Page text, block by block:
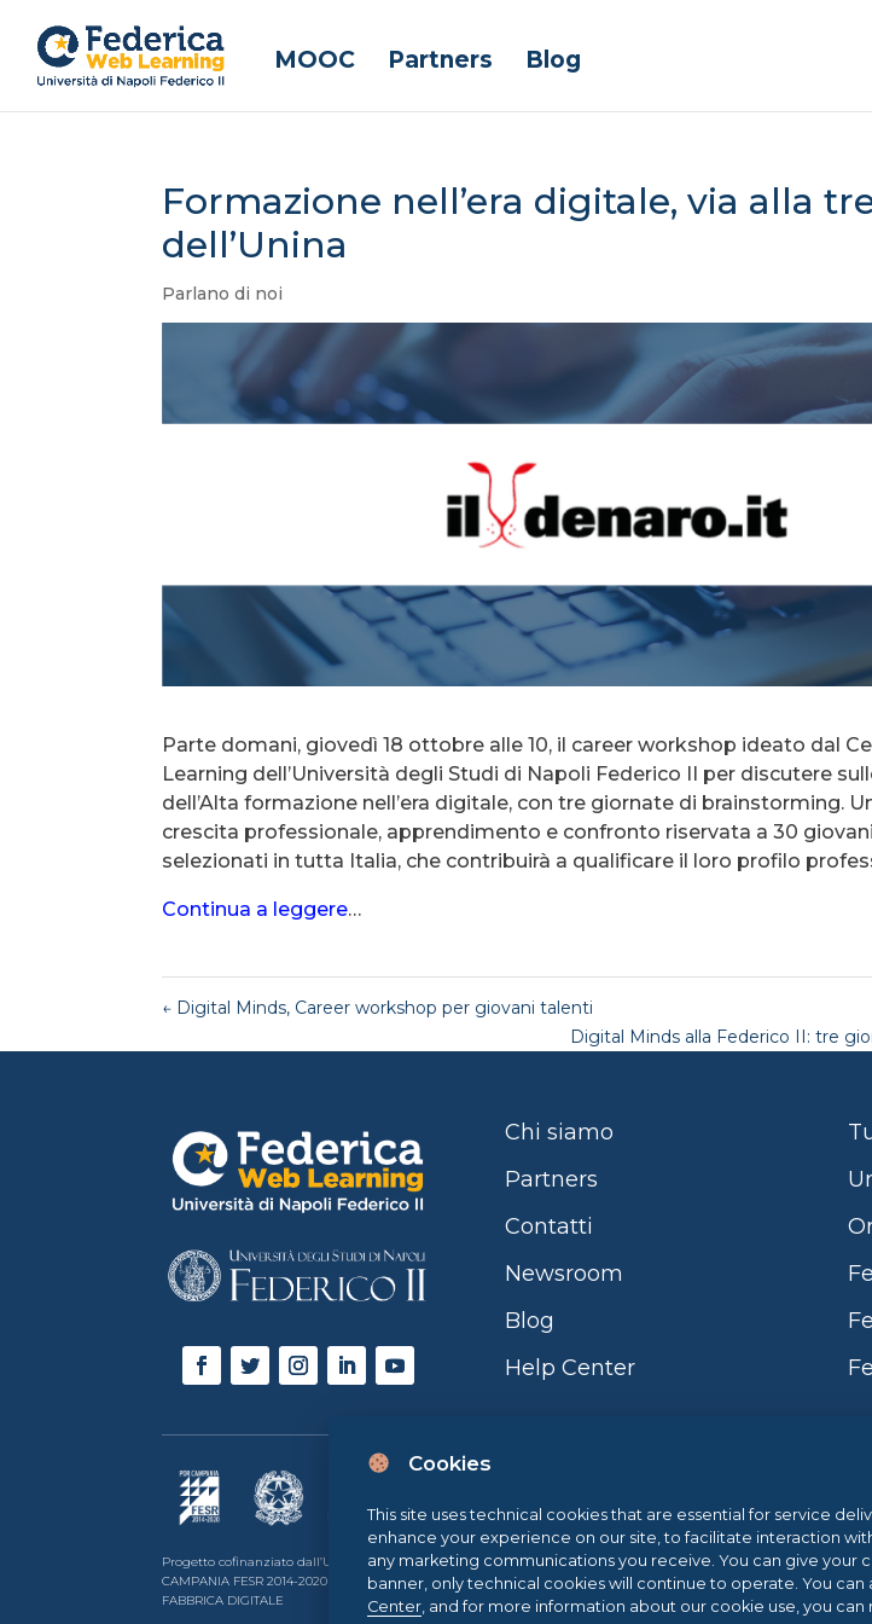
MOOC Partners Blog
Formazione nell’era digitale, via alla
dell’Unina
Parlano di noi
Parte domani, giovedì 18 ottobre alle 10, il career workshop ideato dal
Learning dell’Università degli Studi di Napoli Federico II per discutere
dell’Alta formazione nell’era digitale, con tre giornate di brainstorming.
crescita professionale, apprendimento e confronto riservata a 30
selezionati in tutta Italia, che contribuirà a qualificare il loro profilo
Continua a leggere…
← Digital Minds, Career workshop per giovani talenti
Digital Minds alla Federico II: tre
Chi siamo
Partners
Contatti
Newsroom
Blog
Help Center
Progetto cofinanziato dall’Unione Europea, dallo Stato Italiano e dalla Regione Campania POR
CAMPANIA FESR 2014-2020 | ASSE II – OBIETTIVO TEMATICO 2O.S. 2.3 | AZIONE 2.3.1 | Progetto: LA
FABBRICA DIGITALE
Cookies
This site uses technical cookies that are essential for service
enhance your experience on our site, to facilitate interaction
any marketing communications you receive. You can give your
banner, only technical cookies will continue to operate. You
Center , and for more information about our cookie use, you can